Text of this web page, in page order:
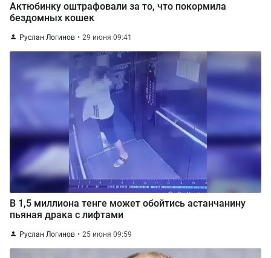
Актюбинку оштрафовали за то, что покормила
бездомных кошек
Руслан Логинов 29 июня 09:41
В 1,5 миллиона тенге может обойтись астанчанину
пьяная драка с лифтами
Руслан Логинов 25 июня 09:59